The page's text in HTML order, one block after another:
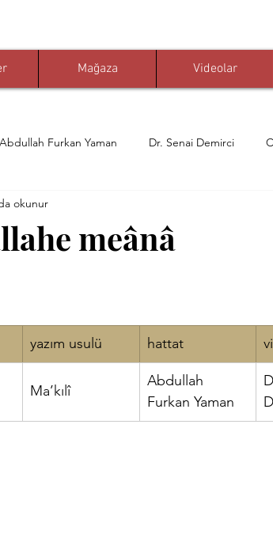
Mağaza Videolar
Abdullah Furkan Yaman Dr. Senai Demirci
Muhammed Nuri Çelikkaya
Küfi Alvarlı Efe Hz. Muhammed
meânâ
okunur
yazım usulü hattat
Ma’kılî
Abdullah
Furkan Yaman